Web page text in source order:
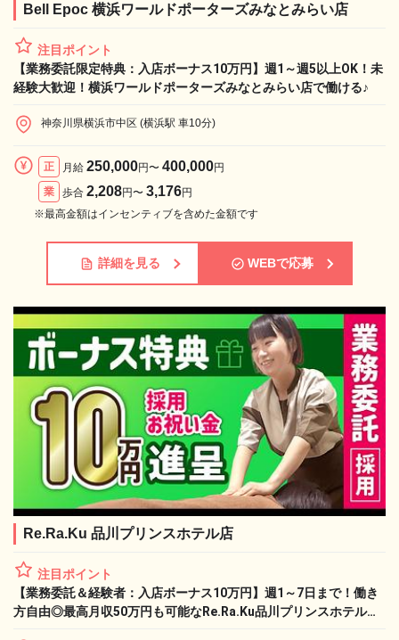
Bell Epoc 横浜ワールドポーターズみなとみらい店
注目ポイント
【業務委託限定特典：入店ボーナス10万円】週1～週5以上OK！未
経験大歓迎！横浜ワールドポーターズみなとみらい店で働ける♪
神奈川県横浜市中区 (横浜駅 車10分)
正 月給 250,000円〜 400,000円
業
歩合 2,208円〜 3,176円
※最高金額はインセンティブを含めた金額です
詳細を見る WEBで応募
Re.Ra.Ku 品川プリンスホテル店
注目ポイント
【業務委託＆経験者：入店ボーナス10万円】週1～7日まで！働き
方自由◎最高月収50万円も可能なRe.Ra.Ku品川プリンスホテル店